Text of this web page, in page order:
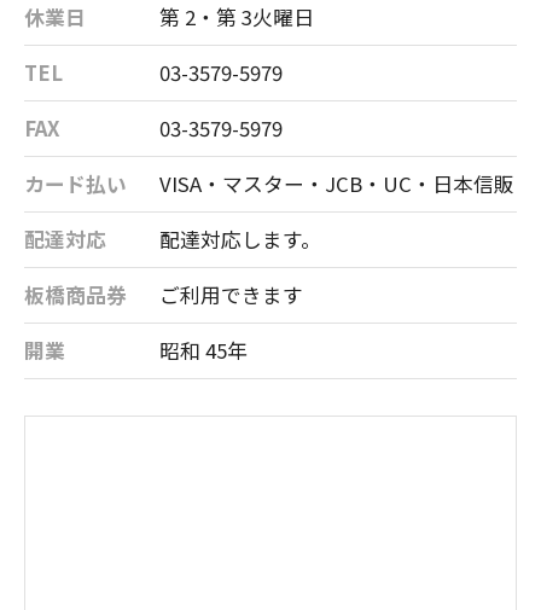
休業日
第 2・第 3火曜日
TEL
03-3579-5979
FAX
03-3579-5979
カード払い
VISA・マスター・JCB・UC・日本信販
配達対応
配達対応します。
板橋商品券
ご利用できます
開業
昭和 45年